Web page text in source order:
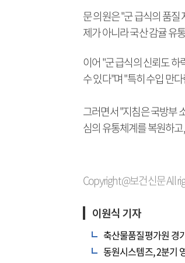
문 의원은 "군 급식의 품
제가 아니라 국산 감귤 유
이어 "군 급식의 신뢰도
수 있다"며 "특히 수입 만
그러면서 "지침은 국방부
심의 유통체계를 복원하
Copyright @보건신문 All
이원식 기자
축산물품질평가원 경
동원시스템즈, 2분기